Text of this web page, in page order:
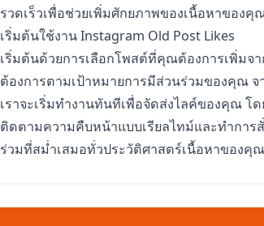
รวดเร็วเพื่อช่วยเพิ่มศักยภาพของเนื้อหาของคุ
เริ่มต้นใช้งาน Instagram Old Post Likes
เริ่มต้นด้วยการเลือกโพสต์ที่คุณต้องการเพิ่มจ
ต้องการตามเป้าหมายการมีส่วนร่วมของคุณ จ
เราจะเริ่มทำงานทันทีเพื่อจัดส่งไลค์ของคุณ
ติดตามความคืบหน้าแบบเรียลไทม์และทำการ
ร่วมที่สม่ำเสมอทั่วประวัติศาสตร์เนื้อหาของคุณ